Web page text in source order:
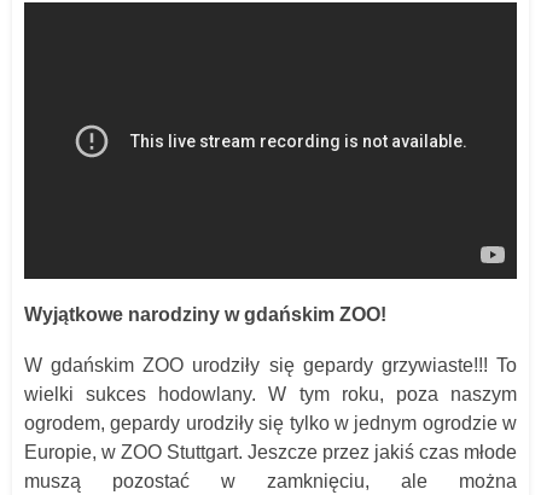
Wyjątkowe narodziny w gdańskim ZOO!
W gdańskim ZOO urodziły się gepardy grzywiaste!!! To
wielki sukces hodowlany. W tym roku, poza naszym
ogrodem, gepardy urodziły się tylko w jednym ogrodzie w
Europie, w ZOO Stuttgart. Jeszcze przez jakiś czas młode
muszą pozostać w zamknięciu, ale można